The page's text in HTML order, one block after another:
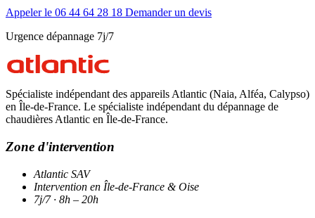
Appeler le 06 44 64 28 18 Demander un devis
Urgence dépannage 7j/7
Spécialiste indépendant des appareils Atlantic (Naia, Alféa, Calypso)
en Île-de-France. Le spécialiste indépendant du dépannage de
chaudières Atlantic en Île-de-France.
Zone d'intervention
Atlantic SAV
Intervention en Île-de-France & Oise
7j/7 · 8h – 20h